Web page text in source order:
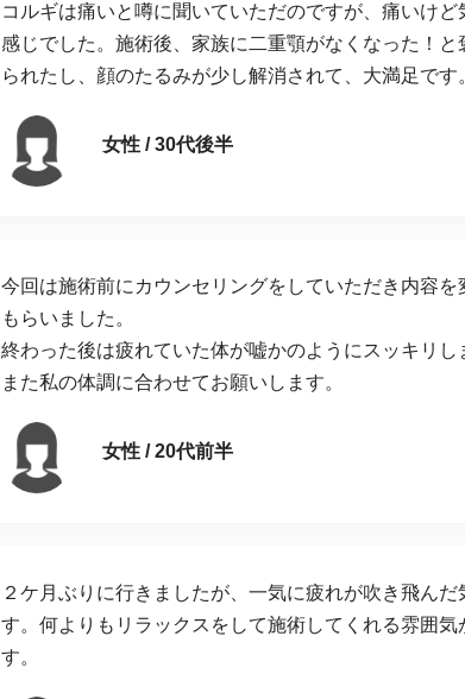
コルギは痛いと噂に聞いていただのですが、痛いけど
感じでした。施術後、家族に二重顎がなくなった！と
られたし、顔のたるみが少し解消されて、大満足です
女性 / 30代後半
今回は施術前にカウンセリングをしていただき内容を
もらいました。
終わった後は疲れていた体が嘘かのようにスッキリし
また私の体調に合わせてお願いします。
女性 / 20代前半
２ケ月ぶりに行きましたが、一気に疲れが吹き飛んだ
す。何よりもリラックスをして施術してくれる雰囲気
す。